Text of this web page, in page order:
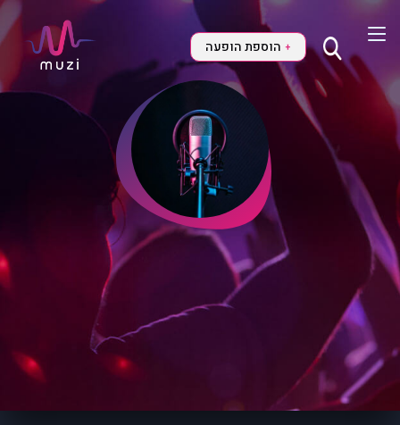
+ הוספת הופעה